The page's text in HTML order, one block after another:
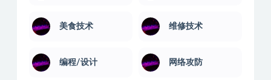
美食技术 维修技术
编程/设计 网络攻防